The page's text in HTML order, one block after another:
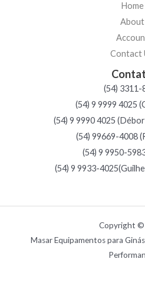
Home
About
Contact
(54) 3311-
(54) 9 9999 4025
(54) 9 9990 4025
(54) 99669-4008
(54) 9 9950-
(54) 9 9933-
Copyright ©
Masar Equipamentos para